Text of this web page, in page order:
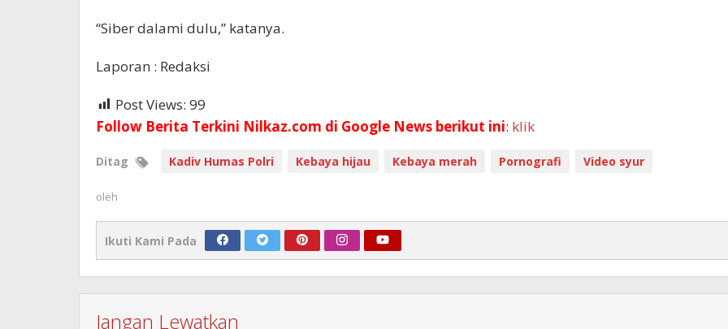
“Siber dalami dulu,” katanya.
Laporan : Redaksi
Post Views: 99
Follow Berita Terkini Nilkaz.com di Google News berikut ini: klik
Ditag Kadiv Humas Polri Kebaya hijau Kebaya merah Pornografi Video syur
oleh
Ikuti Kami Pada
Jangan Lewatkan